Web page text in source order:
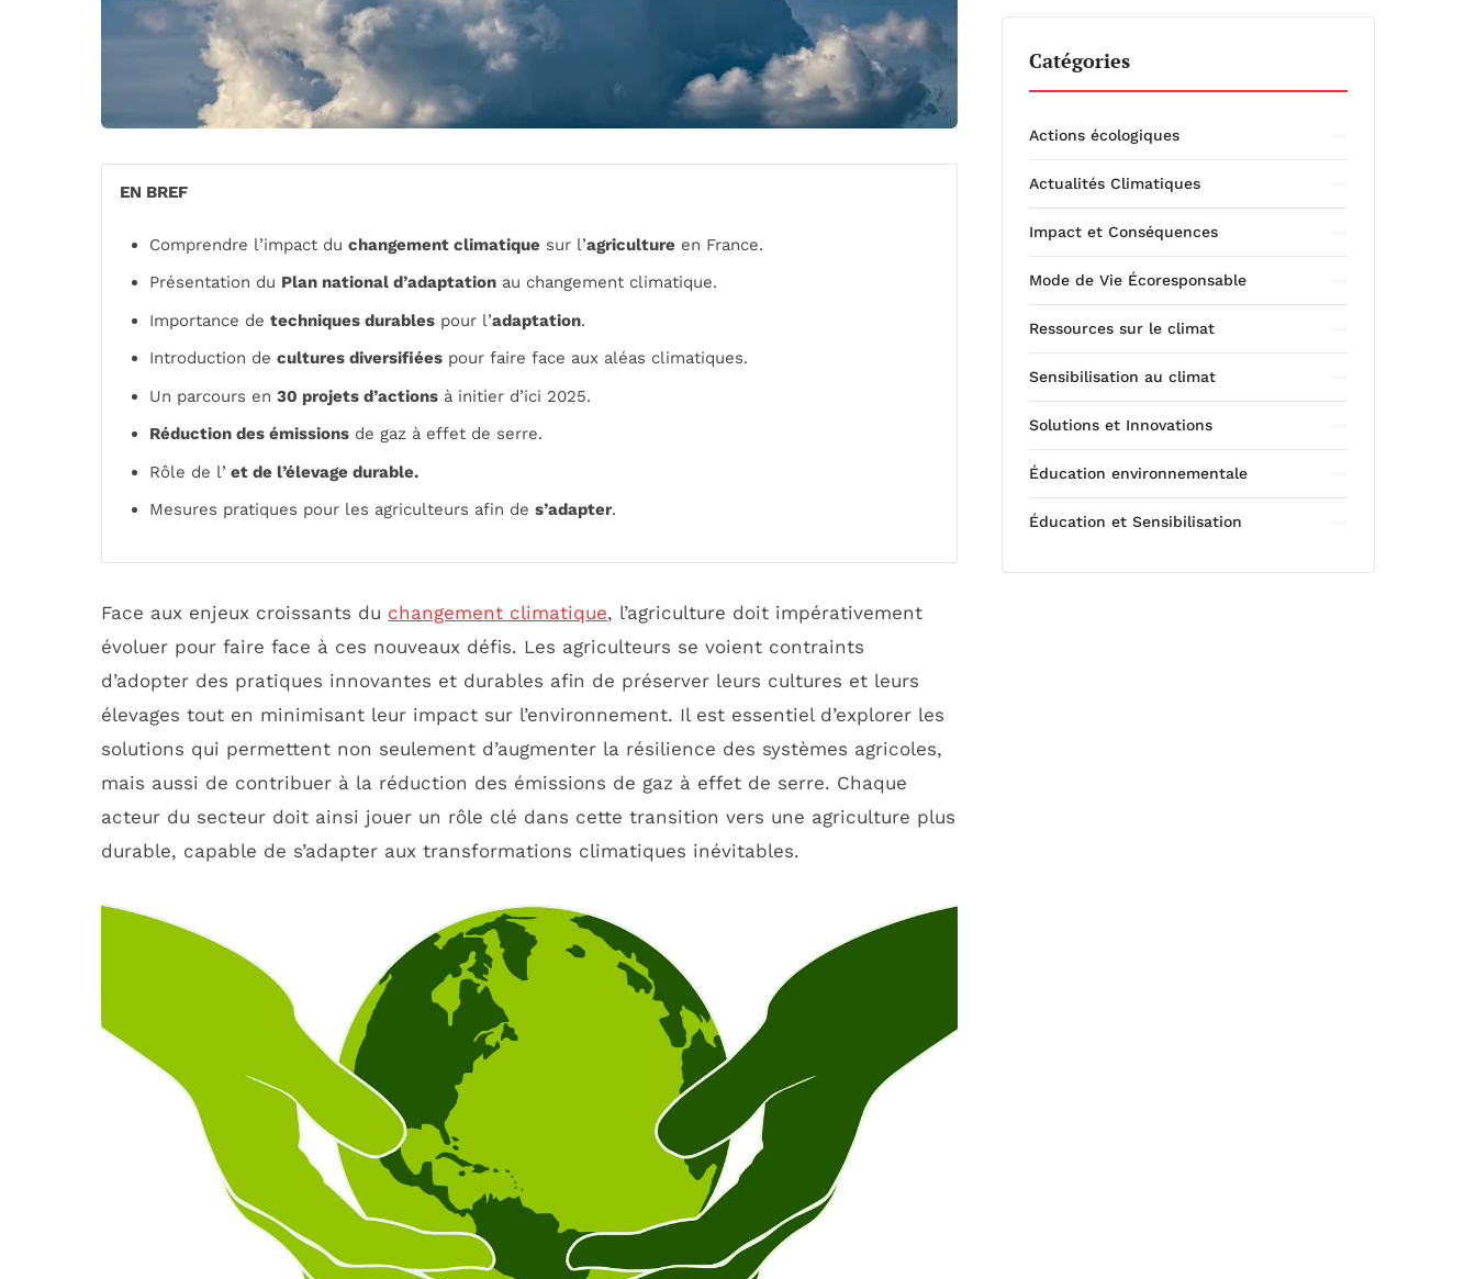
EN BREF
Comprendre l’impact du changement climatique sur l’agriculture en France.
Présentation du Plan national d’adaptation au changement climatique.
Importance de techniques durables pour l’adaptation.
Introduction de cultures diversifiées pour faire face aux aléas climatiques.
Un parcours en 30 projets d’actions à initier d’ici 2025.
Réduction des émissions de gaz à effet de serre.
Rôle de l’ et de l’élevage durable.
Mesures pratiques pour les agriculteurs afin de s’adapter.
Face aux enjeux croissants du changement climatique, l’agriculture doit impérativement
évoluer pour faire face à ces nouveaux défis. Les agriculteurs se voient contraints
d’adopter des pratiques innovantes et durables afin de préserver leurs cultures et leurs
élevages tout en minimisant leur impact sur l’environnement. Il est essentiel d’explorer les
solutions qui permettent non seulement d’augmenter la résilience des systèmes agricoles,
mais aussi de contribuer à la réduction des émissions de gaz à effet de serre. Chaque
acteur du secteur doit ainsi jouer un rôle clé dans cette transition vers une agriculture plus
durable, capable de s’adapter aux transformations climatiques inévitables.
Catégories
Actions écologiques
Actualités Climatiques
Impact et Conséquences
Mode de Vie Écoresponsable
Ressources sur le climat
Sensibilisation au climat
Solutions et Innovations
Éducation environnementale
Éducation et Sensibilisation